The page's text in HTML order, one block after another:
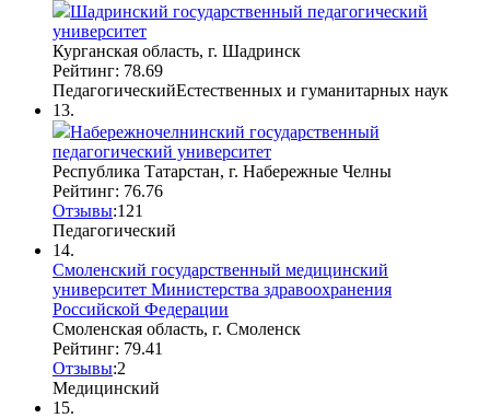
Шадринский государственный педагогический
университет
Курганская область, г. Шадринск
Рейтинг: 78.69
ПедагогическийЕстественных и гуманитарных наук
13.
Набережночелнинский государственный
педагогический университет
Республика Татарстан, г. Набережные Челны
Рейтинг: 76.76
Отзывы:1 21
Педагогический
14.
Смоленский государственный медицинский
университет Министерства здравоохранения
Российской Федерации
Смоленская область, г. Смоленск
Рейтинг: 79.41
Отзывы:2
Медицинский
15.